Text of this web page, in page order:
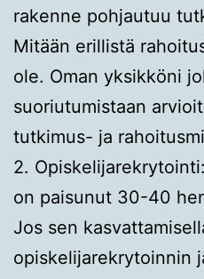
rakenne pohjautuu
Mitään erillistä
ole. Oman yksikköni
suoriutumistaan
tutkimus- ja
2.
on paisunut 30-40
Jos sen
opiskelijarekrytoinnin